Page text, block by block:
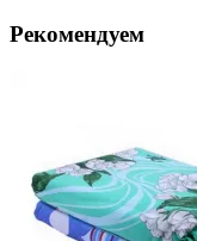
Рекомендуем